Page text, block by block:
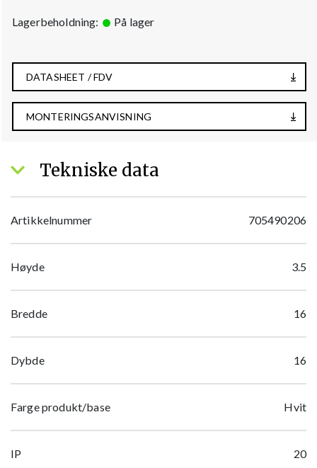
Lagerbeholdning: På lager
DATASHEET / FDV
MONTERINGSANVISNING
Tekniske data
Artikkelnummer 705490206
Høyde 3.5
Bredde 16
Dybde 16
Farge produkt/base Hvit
IP 20